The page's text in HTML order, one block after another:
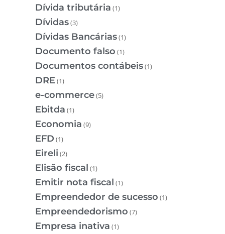
Dívida tributária (1)
Dívidas(3)
Dívidas Bancárias(1)
Documento falso (1)
Documentos contábeis(1)
DRE(1)
e-commerce(5)
Ebitda (1)
Economia (9)
EFD (1)
Eireli (2)
Elisão fiscal (1)
Emitir nota fiscal (1)
Empreendedor de sucesso (1)
Empreendedorismo (7)
Empresa inativa (1)